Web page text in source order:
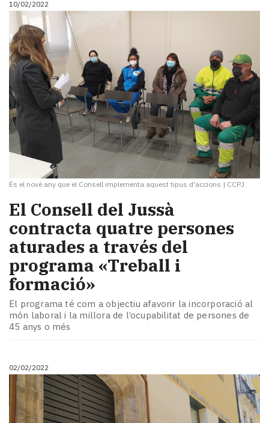
i
turisme
Cultura
Esports
Mai
tant!
i
mitjans
El
temps
Reportatges
Entrevistes
Enquestes
A
escena!
Dis
la
Subscriptors
La
newsletter
del
Pallars
Lo
més
llegit...
Editorial
10/02/2022
És el novè any que el Consell implementa aquest tipus d'accions | CCPJ
El Consell del Jussà
contracta quatre persones
aturades a través del
programa «Treball i
formació»
El programa té com a objectiu afavorir la incorporació al
món laboral i la millora de l’ocupabilitat de persones de
45 anys o més
02/02/2022